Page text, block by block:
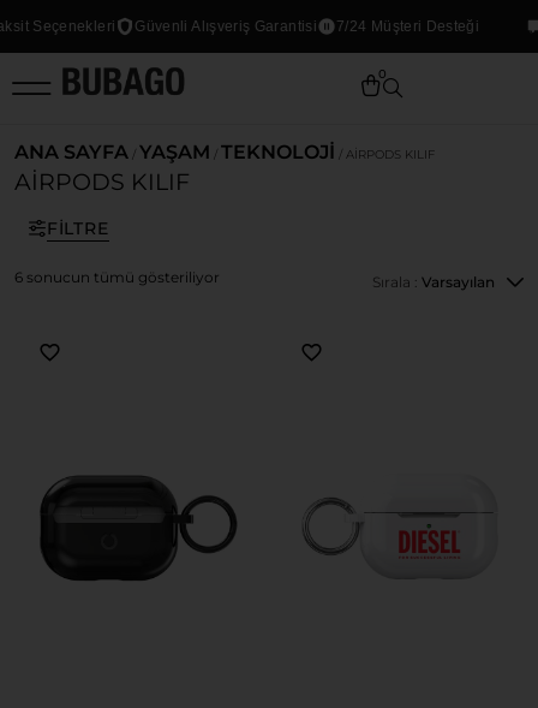
Seçenekleri Güvenli Alışveriş Garantisi 7/24 Müşteri Desteği
0
ANA SAYFA / YAŞAM / TEKNOLOJİ / AIRPODS KILIF
AIRPODS KILIF
FILTRE
Sırala : Varsayılan
6 sonucun tümü gösteriliyor